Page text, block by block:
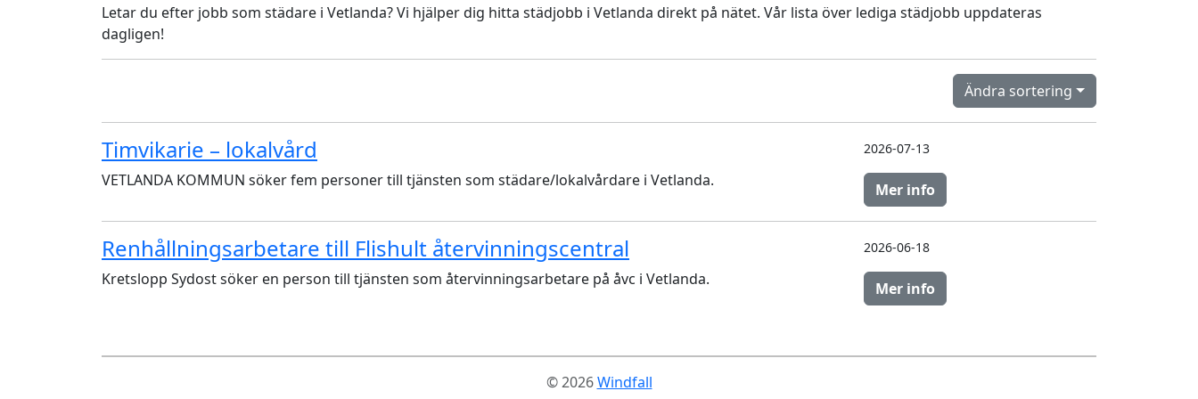
Letar du efter jobb som städare i Vetlanda? Vi hjälper dig hitta städjobb i Vetlanda direkt på nätet. Vår lista över lediga städjobb uppdateras
dagligen!
Ändra sortering
Timvikarie – lokalvård
VETLANDA KOMMUN söker fem personer till tjänsten som städare/lokalvårdare i Vetlanda.
2026-07-13
Mer info
Renhållningsarbetare till Flishult återvinningscentral
Kretslopp Sydost söker en person till tjänsten som återvinningsarbetare på åvc i Vetlanda.
2026-06-18
Mer info
© 2026Windfall